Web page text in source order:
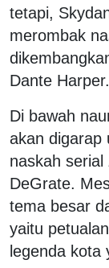
tetapi,
merombak
Dante Harper.
Di bawah
akan digarap
naskah serial
DeGrate.
tema besar
yaitu
legenda kota